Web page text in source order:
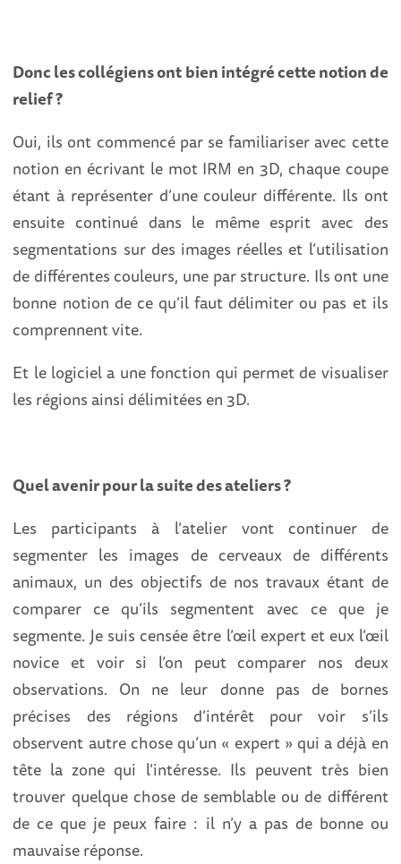
Donc les collégiens ont bien intégré cette notion de
relief ?
Oui, ils ont commencé par se familiariser avec cette
notion en écrivant le mot IRM en 3D, chaque coupe
étant à représenter d’une couleur différente. Ils ont
ensuite continué dans le même esprit avec des
segmentations sur des images réelles et l’utilisation
de différentes couleurs, une par structure. Ils ont une
bonne notion de ce qu’il faut délimiter ou pas et ils
comprennent vite.
Et le logiciel a une fonction qui permet de visualiser
les régions ainsi délimitées en 3D.
Quel avenir pour la suite des ateliers ?
Les participants à l’atelier vont continuer de
segmenter les images de cerveaux de différents
animaux, un des objectifs de nos travaux étant de
comparer ce qu’ils segmentent avec ce que je
segmente. Je suis censée être l’œil expert et eux l’œil
novice et voir si l’on peut comparer nos deux
observations. On ne leur donne pas de bornes
précises des régions d’intérêt pour voir s’ils
observent autre chose qu’un « expert » qui a déjà en
tête la zone qui l’intéresse. Ils peuvent très bien
trouver quelque chose de semblable ou de différent
de ce que je peux faire : il n’y a pas de bonne ou
mauvaise réponse.